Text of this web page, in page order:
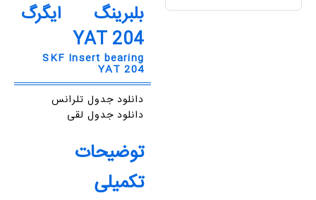
بلبرینگ ایگرگ
YAT 204
SKF Insert bearing
YAT 204
دانلود جدول تلرانس
دانلود جدول لقی
توضیحات
تکمیلی